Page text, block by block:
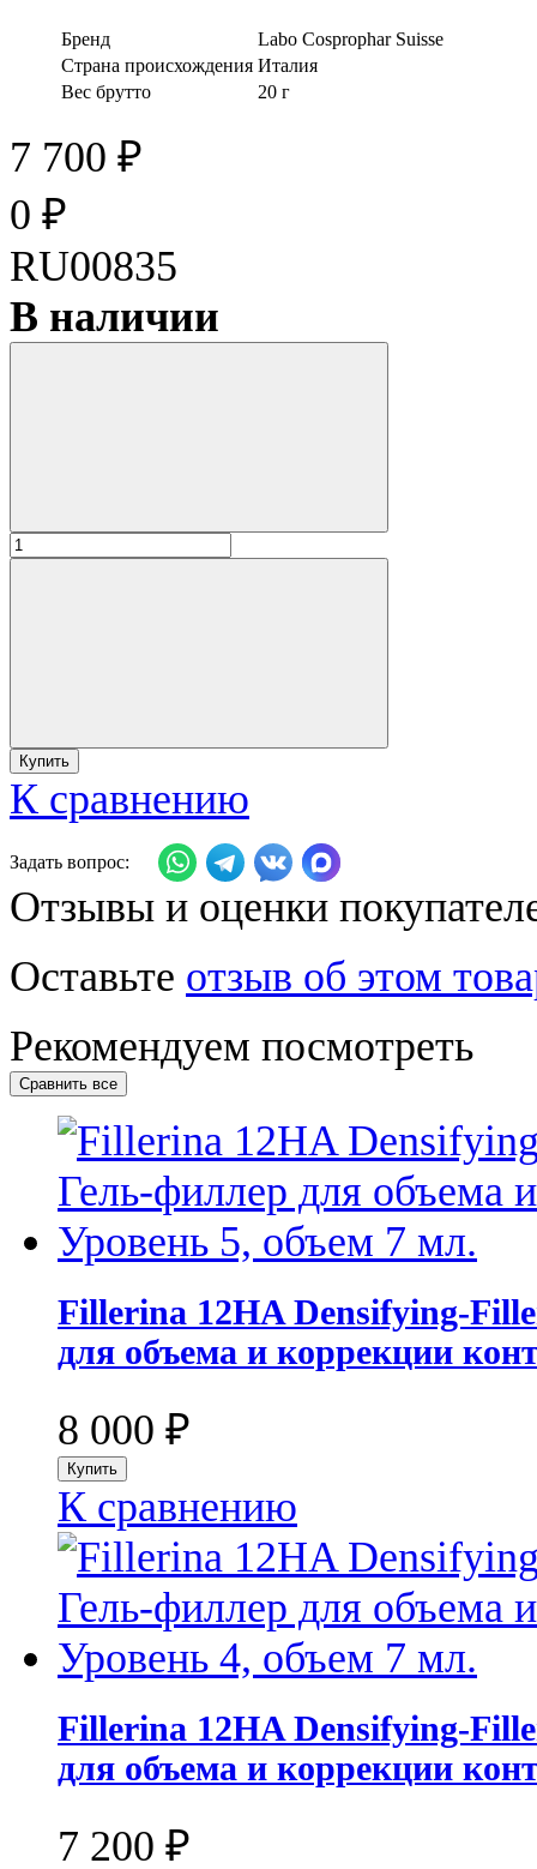
Бренд
Labo Cosprophar Suisse
Страна происхождения Италия
Вес брутто
20 г
7 700 ₽
0 ₽
RU00835
В наличии
К сравнению
Задать вопрос:
Отзывы и оценки
Оставьте отзыв об этом
Рекомендуем посмотреть
Fillerina 12HA Densifying-
для объема и коррекции
8 000 ₽
К сравнению
Fillerina 12HA Densifying-
для объема и коррекции
7 200 ₽